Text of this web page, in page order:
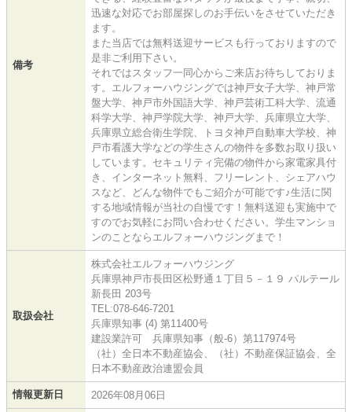
備考
迅速な対応でお部屋探しのお手伝いをさせていただき
ます。
また当店では無料送迎サービスも行っておりますので
是非ご利用下さい。
それではスタッフ一同心からご来店お待ちしておりま
す。エルフォーハウジングでは神戸女子大学、神戸常
盤大学、神戸市外国語大学、神戸芸術工科大学、流通
科学大学、神戸学院大学、神戸大学、兵庫県立大学、
兵庫県立総合衛生学院、トヨタ神戸自動車大学校、神
戸市看護大学などの学生さんの物件を多数お取り扱い
しています。セキュリティ完備の物件から家電家具付
き、インターネット無料、フリーレント、シェアハウ
スなど、どんな物件でもご紹介が可能です♪生活に関
する地域情報が当社の自慢です！無料送迎も実施中で
すのでお気軽にお問い合わせください。学生マンショ
ンのことならエルフォーハウジングまで！
取扱会社
株式会社エルフォーハウジング
兵庫県神戸市長田区松野通１丁目５－１９ パルテール
新長田 203号
TEL:078-646-7201
兵庫県知事 (4) 第11400号
建設業許可 兵庫県知事（般-6）第117974号
（社）全日本不動産協会、（社）不動産保証協会、全
日本不動産政治連盟会員
情報更新日 2026年08月06日